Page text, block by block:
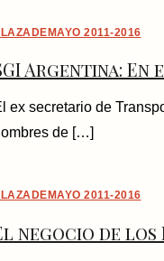
2011-2016
Argentina:
ex secretario de
de […]
2011-2016
negocio de los